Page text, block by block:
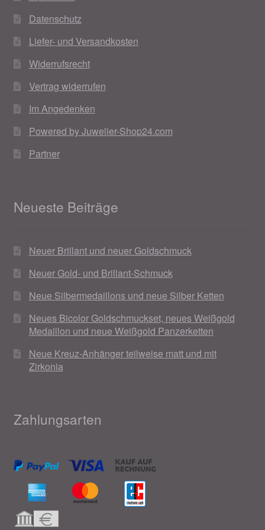
Weihnachtsangebote 2019
Weihnachtsangebote 2020
Weihnachtsangebote 2021
Widerrufsrecht
Datenschutz
Liefer- und Versandkosten
Widerrufsrecht
Vertrag widerrufen
Im Angedenken
Powered by Juwelier-Shop24.com
Partner
Neueste Beiträge
Neuer Brillant und neuer Goldschmuck
Neuer Gold- und Brillant-Schmuck
Neue Silbermedaillons und neue Silber Ketten
Neues Bicolor Goldschmuckset, neues Weißgold
Medaillon und neue Weißgold Panzerketten
Neue Kreuz-Anhänger teilweise matt und mit
Zirkonia
Zahlungsarten